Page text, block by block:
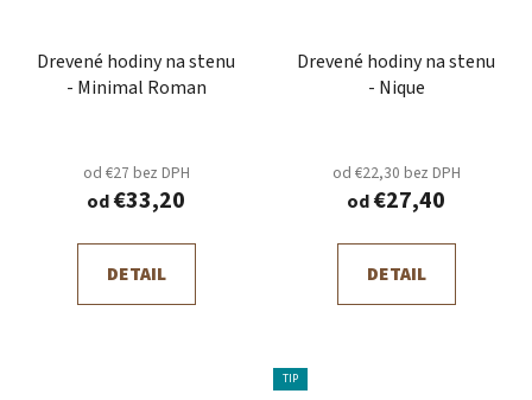
Drevené hodiny na stenu
- Minimal Roman
od €27 bez DPH
od€33,20
DETAIL
Drevené hodiny na stenu
- Nique
od €22,30 bez DPH
od€27,40
DETAIL
TIP